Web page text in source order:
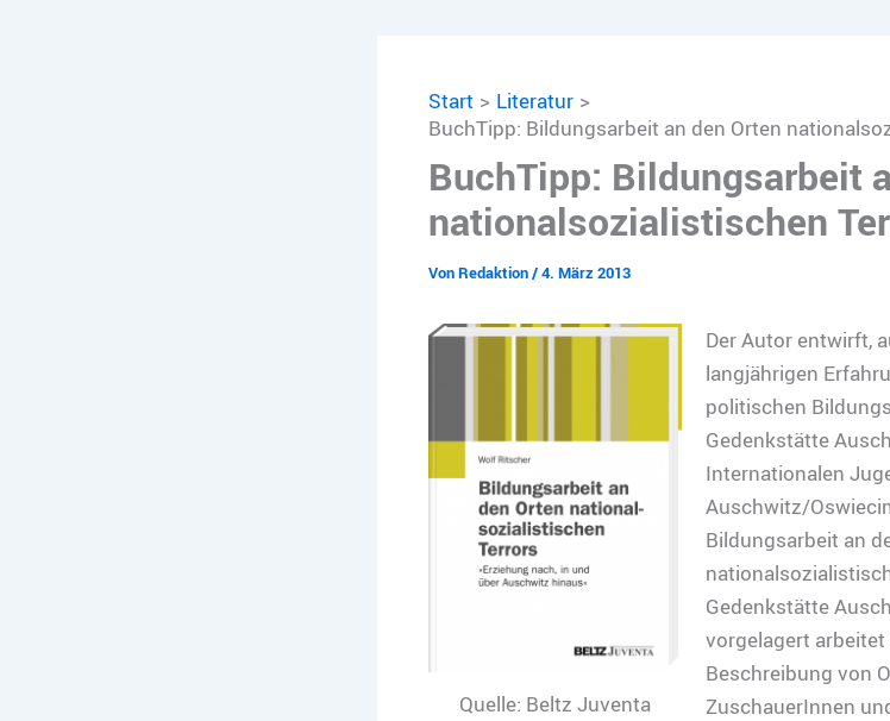
Start
Literatur
BuchTipp: Bildungsarbeit an den Orten
BuchTipp: Bildungsarbeit
nationalsozialistischen
VonRedaktion/4. März 2013
Quelle: Beltz Juventa
Der Autor entwirft,
langjährigen
politischen
Gedenkstätte
Internationalen
Auschwitz/
Bildungsarbeit an
Gedenkstätte
vorgelagert
Beschreibung von
ZuschauerInnen